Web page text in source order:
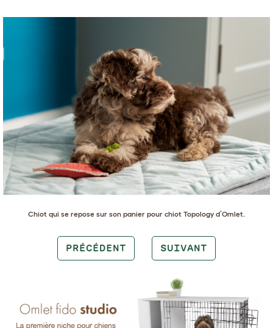
Chiot qui se repose sur son panier pour chiot Topology d’Omlet.
PRÉCÉDENT SUIVANT